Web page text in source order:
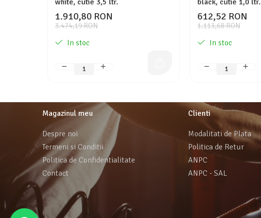
white, cutie 3,5 ltr.
3.474,19 RON
1.910,80 RON
In stoc
black, cutie 1,0 ltr.
1.113,68 RON
612,52 RON
In stoc
Magazinul meu
Despre noi
Termeni si Conditii
Politica de Confidentialitate
Contact
Clienti
Modalitati de Plata
Politica de Retur
ANPC
ANPC - SAL